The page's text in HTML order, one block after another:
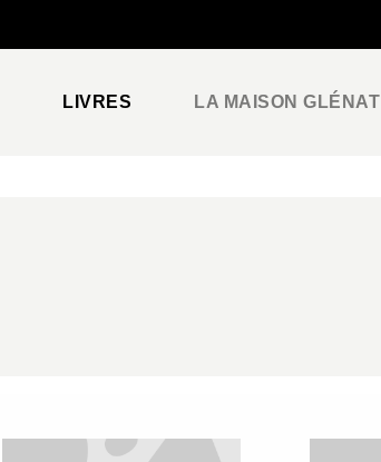
LIVRES LA MAISON GLÉNAT